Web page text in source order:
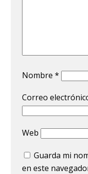
Nombre*
Correo
Web
Guarda mi
en este